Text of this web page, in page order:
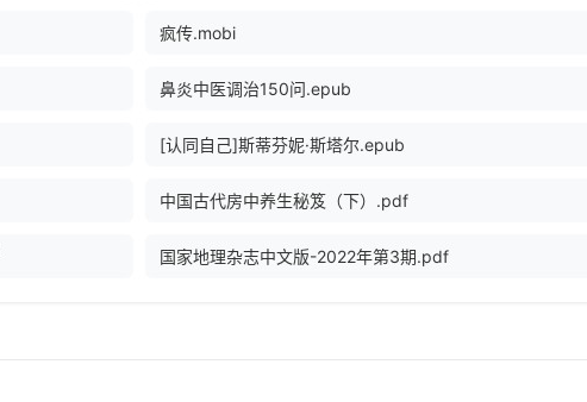
疯传.mobi
鼻炎中医调治150问.epub
[认同自己]斯蒂芬妮·斯塔尔.epub
中国古代房中养生秘笈（下）.pdf
国家地理杂志中文版-2022年第3期.pdf